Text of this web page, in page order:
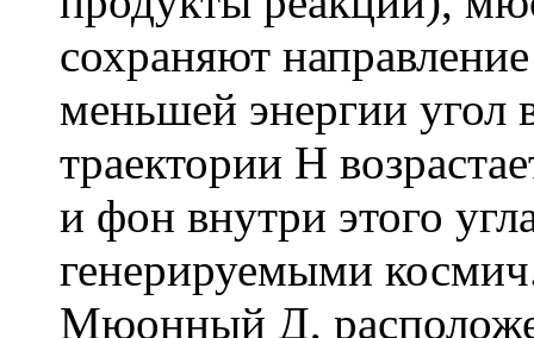
сохраняют
меньшей энергии угол
траектории Н
и фон внутри этого
генерируемыми
Мюонный Д,